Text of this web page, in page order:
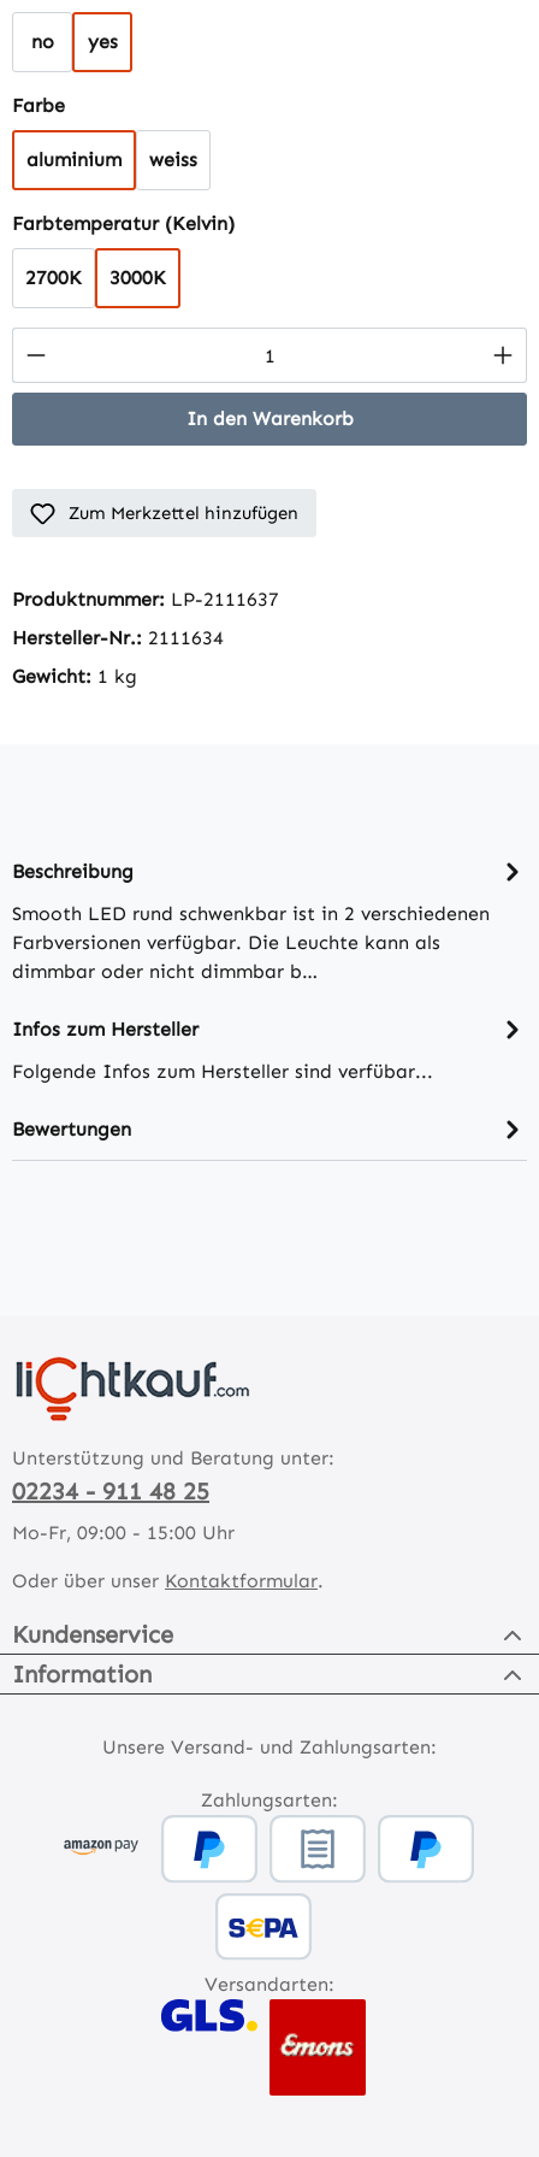
no yes
Farbeauswählen
aluminium weiss
Farbtemperatur (Kelvin)auswählen
2700K 3000K
Produkt Anzahl: Gib den gewünschten
In den Warenkorb
Zum Merkzettel hinzufügen
Produktnummer: LP-2111637
Hersteller-Nr.: 2111634
Gewicht: 1 kg
Beschreibung
Smooth LED rund schwenkbar ist in 2 verschiedenen
Farbversionen verfügbar. Die Leuchte kann als
dimmbar oder nicht dimmbar b…
Infos zum Hersteller
Folgende Infos zum Hersteller sind verfübar...
Bewertungen
Unterstützung und Beratung unter:
02234 - 911 48 25
Mo-Fr, 09:00 - 15:00 Uhr
Oder über unser Kontaktformular.
Kundenservice
Information
Unsere Versand- und Zahlungsarten:
Zahlungsarten:
Versandarten: